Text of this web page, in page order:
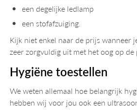
een degelijke ledlamp
een stofafzuiging.
Kijk niet enkel naar de prijs wanneer
zeer zorgvuldig uit met het oog op
Hygiëne toestellen
We weten allemaal hoe belangrijk
hebben wij voor jou ook een